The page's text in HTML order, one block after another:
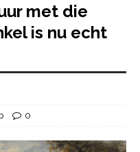
met die
is nu echt
0